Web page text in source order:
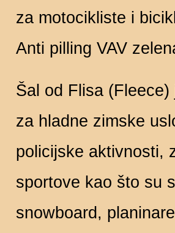
za motocikliste i
Anti pilling VAV
Šal od Flisa (Fleece)
za hladne zimske
policijske aktivnosti,
sportove kao što su
snowboard,